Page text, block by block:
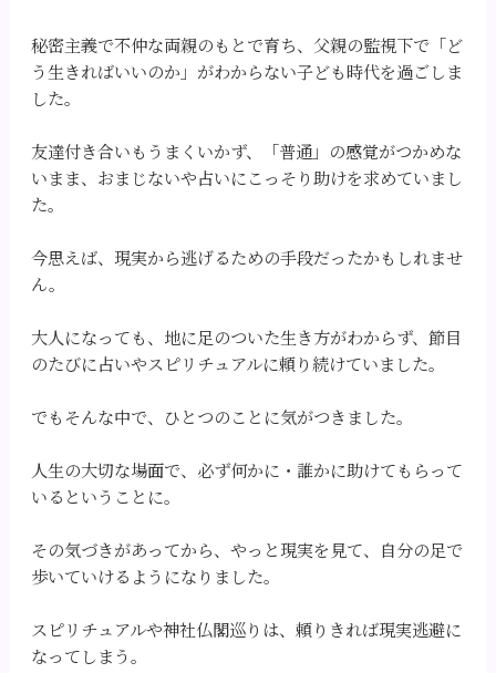
秘密主義で不仲な両親のもとで育ち、父親の監視下で「ど
う生きればいいのか」がわからない子ども時代を過ごしま
した。
友達付き合いもうまくいかず、「普通」の感覚がつかめな
いまま、おまじないや占いにこっそり助けを求めていまし
た。
今思えば、現実から逃げるための手段だったかもしれませ
ん。
大人になっても、地に足のついた生き方がわからず、節目
のたびに占いやスピリチュアルに頼り続けていました。
でもそんな中で、ひとつのことに気がつきました。
人生の大切な場面で、必ず何かに・誰かに助けてもらって
いるということに。
その気づきがあってから、やっと現実を見て、自分の足で
歩いていけるようになりました。
スピリチュアルや神社仏閣巡りは、頼りきれば現実逃避に
なってしまう。